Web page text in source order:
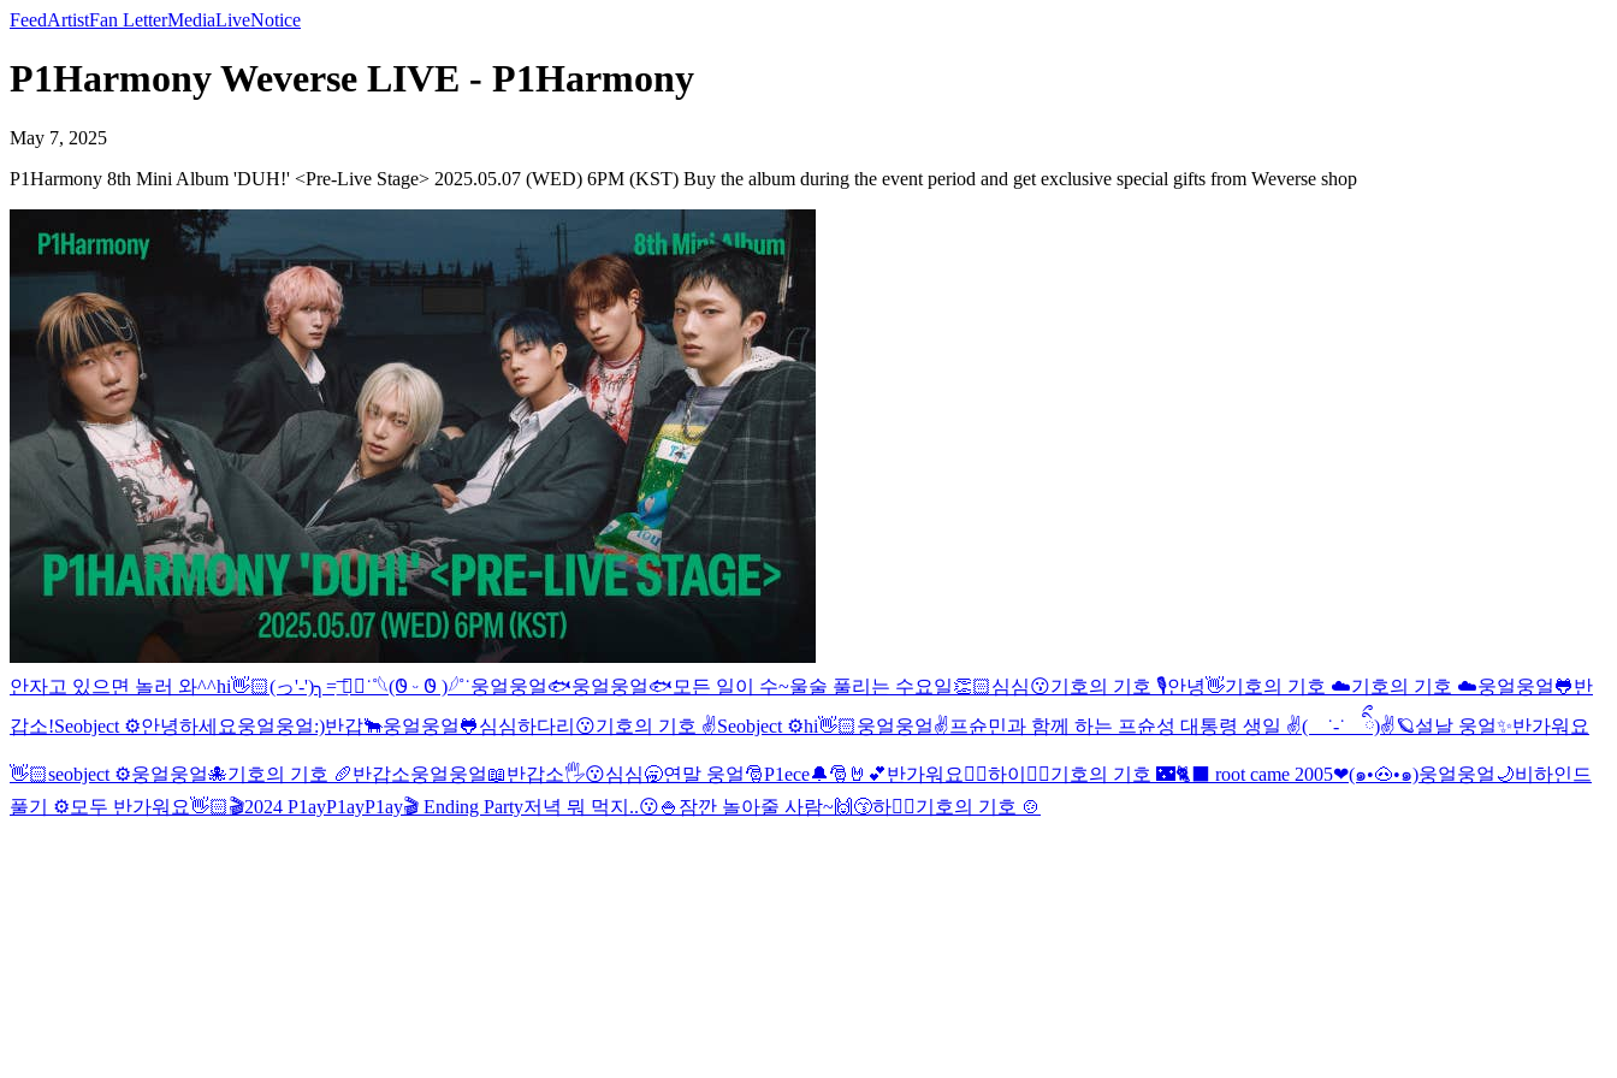
FeedArtistFan LetterMediaLiveNotice
P1Harmony Weverse LIVE - P1Harmony
May 7, 2025
P1Harmony 8th Mini Album 'DUH!' <Pre-Live Stage> 2025.05.07 (WED) 6PM (KST) Buy the album during the event period and get exclusive special gifts from Weverse shop
안자고 있으면 놀러 와^^hi👋🏻(っ'-')╮=͟͞ ◓⃙⁣˙˚𓆩︎(𐐃 ᵕ 𐐃 )𓆪˚˙웅얼웅얼🐟웅얼웅얼🐟 모든 일이 수~울술 풀리는 수요일👏🏻심심😗기호의 기호 🎙️안녕👋기호의 기호 ☁️기호의 기호 ☁️웅얼웅얼🐸반
갑소!Seobject ⚙️안녕하세요웅얼웅얼:)반갑🐂웅얼웅얼🐸심심하다리😗기호의 기호 ✌️Seobject ⚙️hi👋🏻웅얼웅얼✌️프슌민과 함께 하는 프슌성 대통령 생일 ✌( ˙-˙ ིྀ)✌🪐설날 웅얼✨반가워요
👋🏻seobject ⚙️웅얼웅얼🐙기호의 기호 🥖반갑소웅얼웅얼📖반갑소🖐️😗심심🥱연말 웅얼🎅P1ece🔔🎅🤘💕반가워요👍🏻하이✌🏻기호의 기호 🌃🐈‍⬛ root came 2005❤(๑•🐽•๑)웅얼웅얼🌙비하인드
풀기 ⚙️ 모두 반가워요👋🏻🎬2024 P1ayP1ayP1ay🎬 Ending Party저녁 뭐 먹지..😗🍚 잠깐 놀아줄 사람~🙌😙하✌🏻기호의 기호 🍲